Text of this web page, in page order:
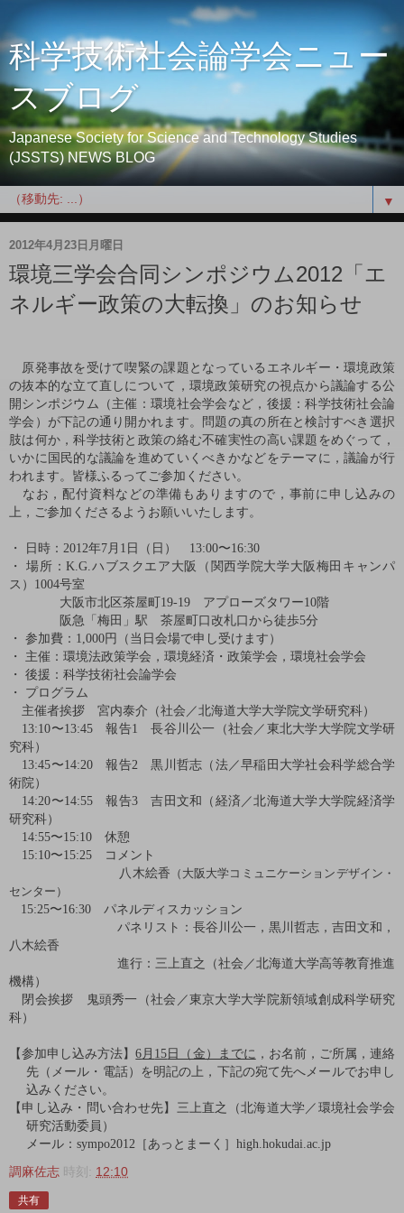
科学技術社会論学会ニュー
スブログ
Japanese Society for Science and Technology Studies
(JSSTS) NEWS BLOG
▼
2012年4月23日月曜日
環境三学会合同シンポジウム2012「エ
ネルギー政策の大転換」のお知らせ
原発事故を受けて喫緊の課題となっているエネルギー・環境政策
の抜本的な立て直しについて，環境政策研究の視点から議論する公
開シンポジウム（主催：環境社会学会など，後援：科学技術社会論
学会）が下記の通り開かれます。問題の真の所在と検討すべき選択
肢は何か，科学技術と政策の絡む不確実性の高い課題をめぐって，
いかに国民的な議論を進めていくべきかなどをテーマに，議論が行
われます。皆様ふるってご参加ください。
なお，配付資料などの準備もありますので，事前に申し込みの
上，ご参加くださるようお願いいたします。
・ 日時： 2012年7 月 1 日（日） 13:00〜16:30
・場所：K.G. ハブスクエア大阪（関西学院大学大阪梅田キャンパ
ス） 1004号室
大阪市北区茶屋町 19-19 アプローズタワー10階
阪急「梅田」駅 茶屋町口改札口から徒歩5分
・ 参加費： 1,000円（当日会場で申し受けます）
・ 主催：環境法政策学会，環境経済・政策学会，環境社会学会
・ 後援：科学技術社会論学会
・ プログラム
主催者挨拶 宮内泰介（社会／北海道大学大学院文学研究科）
13:10〜13:45報告1
長谷川公一（社会／東北大学大学院文学研
究科）
13:45〜14:20報告2 黒川哲志（法／早稲田大学社会科学総合学
術院）
14:20〜14:55報告3吉田文和（経済／北海道大学大学院経済学
研究科）
14:55〜15:10 休憩
15:10〜15:25 コメント
八木絵香 （大阪大学コミュニケーションデザイン・
センター）
15:25〜16:30 パネルディスカッション
パネリスト：長谷川公一，黒川哲志，吉田文和，
八木絵香
進行：三上直之（社会／北海道大学高等教育推進
機構）
閉会挨拶 鬼頭秀一（社会／東京大学大学院新領域創成科学研究
科）
【参加申し込み方法】6 月 15 日（金）までに ，お名前，ご所属，連絡
先（メール・電話）を明記の上，下記の宛て先へメールでお申し
込みください。
【申し込み・問い合わせ先】三上直之（北海道大学／環境社会学会
研究活動委員）
メール： sympo2012［あっとまーく］high.hokudai.ac.jp
調麻佐志 時刻: 12:10
共有